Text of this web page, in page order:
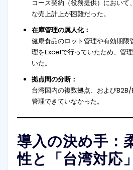
コース契約（役務提供）におい
な売上計上が困難だった。
在庫管理の属人化：
健康食品のロット管理や有効期限
理をExcelで行っていたため、管
いた。
拠点間の分断：
台湾国内の複数拠点、および
管理できていなかった。
導入の決め手：
性と「台湾対応